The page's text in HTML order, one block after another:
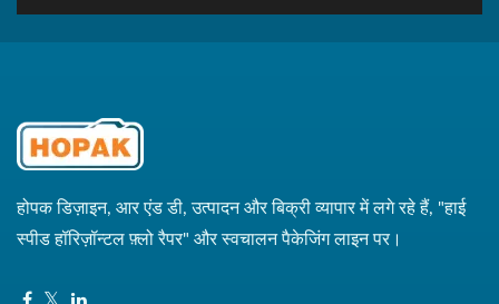
होपक डिज़ाइन, आर एंड डी, उत्पादन और बिक्री व्यापार में लगे रहे हैं, "हाई
स्पीड हॉरिज़ॉन्टल फ़्लो रैपर" और स्वचालन पैकेजिंग लाइन पर।